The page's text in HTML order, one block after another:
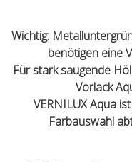
Wichtig:
benötigen eine
Für stark saugende
Vorlack
VERNILUX Aqua
Farbauswahl